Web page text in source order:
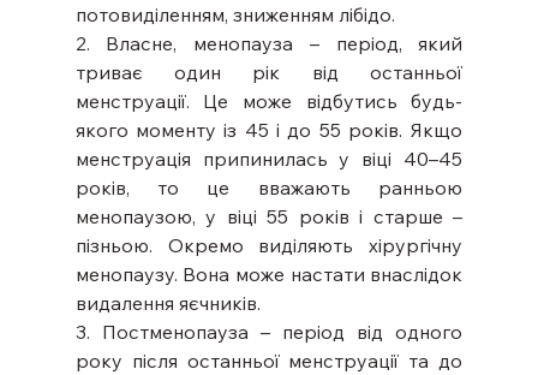
потовиділенням, зниженням лібідо.
2. Власне, менопауза – період, який
триває один рік від останньої
менструації. Це може відбутись будь-
якого моменту із 45 і до 55 років. Якщо
менструація припинилась у віці 40–45
років, то це вважають ранньою
менопаузою, у віці 55 років і старше –
пізньою. Окремо виділяють хірургічну
менопаузу. Вона може настати внаслідок
видалення яєчників.
3. Постменопауза – період від одного
року після останньої менструації та до